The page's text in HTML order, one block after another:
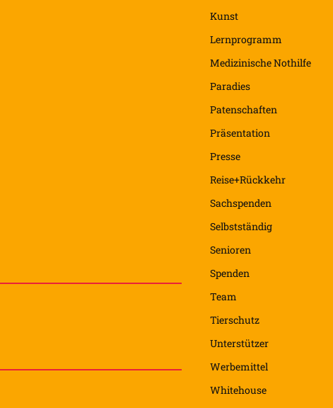
Kunst
Lernprogramm
Medizinische Nothilfe
Paradies
Patenschaften
Präsentation
Presse
Reise+Rückkehr
Sachspenden
Selbstständig
Senioren
Spenden
Team
Tierschutz
Unterstützer
Werbemittel
Whitehouse